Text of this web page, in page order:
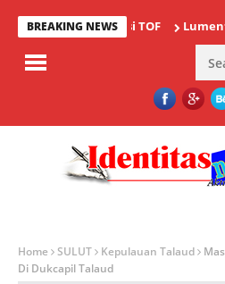
BREAKING NEWS
Bergengsi TOF Lumenta
Home SULUT Kepulauan Talaud
Di Dukcapil Talaud